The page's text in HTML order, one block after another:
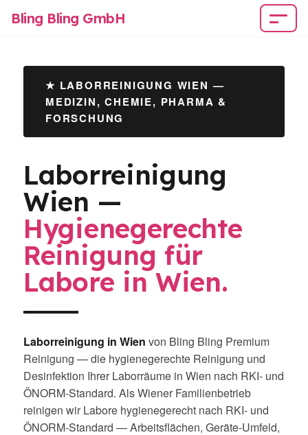
Bling Bling GmbH
★ LABORREINIGUNG WIEN —
MEDIZIN, CHEMIE, PHARMA &
FORSCHUNG
Laborreinigung
Wien —
Hygienegerechte
Reinigung für
Labore in Wien.
Laborreinigung in Wien von Bling Bling Premium
Reinigung — die hygienegerechte Reinigung und
Desinfektion Ihrer Laborräume in Wien nach RKI- und
ÖNORM-Standard. Als Wiener Familienbetrieb
reinigen wir Labore hygienegerecht nach RKI- und
ÖNORM-Standard — Arbeitsflächen, Geräte-Umfeld,